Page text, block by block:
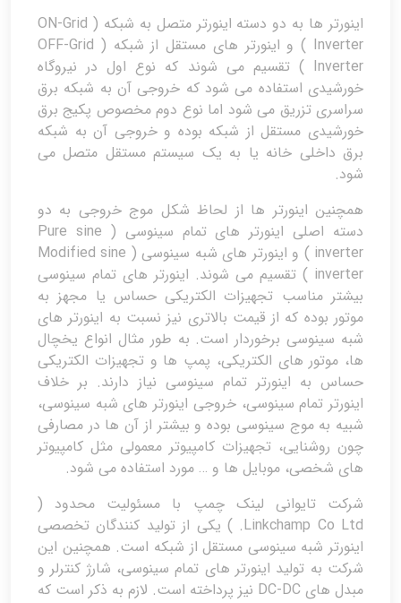
اینورتر ها به دو دسته اینورتر متصل به شبکه ( ON-Grid
Inverter ) و اینورتر های مستقل از شبکه ( OFF-Grid
Inverter ) تقسیم می شوند که نوع اول در نیروگاه
خورشیدی استفاده می شود که خروجی آن به شبکه برق
سراسری تزریق می شود اما نوع دوم مخصوص پکیج برق
خورشیدی مستقل از شبکه بوده و خروجی آن به شبکه
برق داخلی خانه یا به یک سیستم مستقل متصل می
شود.
همچنین اینورتر ها از لحاظ شکل موج خروجی به دو
دسته اصلی اینورتر های تمام سینوسی ( Pure sine
inverter ) و اینورتر های شبه سینوسی ( Modified sine
inverter ) تقسیم می شوند. اینورتر های تمام سینوسی
بیشتر مناسب تجهیزات الکتریکی حساس یا مجهز به
موتور بوده که از قیمت بالاتری نیز نسبت به اینورتر های
شبه سینوسی برخوردار است. به طور مثال انواع یخچال
ها، موتور های الکتریکی، پمپ ها و تجهیزات الکتریکی
حساس به اینورتر تمام سینوسی نیاز دارند. بر خلاف
اینورتر تمام سینوسی، خروجی اینورتر های شبه سینوسی،
شبیه به موج سینوسی بوده و بیشتر از آن ها در مصارفی
چون روشنایی، تجهیزات کامپیوتر معمولی مثل کامپیوتر
های شخصی، موبایل ها و … مورد استفاده می شود.
شرکت تایوانی لینک چمپ با مسئولیت محدود (
Linkchamp Co Ltd. ) یکی از تولید کنندگان تخصصی
اینورتر شبه سینوسی مستقل از شبکه است. همچنین این
شرکت به تولید اینورتر های تمام سینوسی، شارژ کنترلر و
مبدل های DC-DC نیز پرداخته است. لازم به ذکر است که